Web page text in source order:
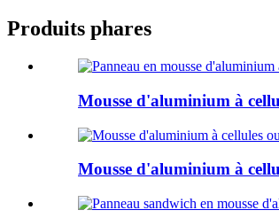
Produits phares
Mousse d'aluminium à
Mousse d'aluminium à